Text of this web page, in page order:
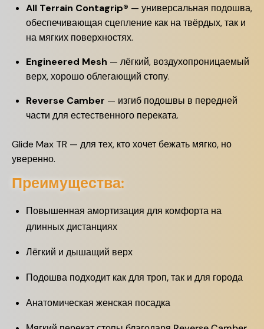
All Terrain Contagrip® — универсальная подошва,
обеспечивающая сцепление как на твёрдых, так и
на мягких поверхностях.
Engineered Mesh — лёгкий, воздухопроницаемый
верх, хорошо облегающий стопу.
Reverse Camber — изгиб подошвы в передней
части для естественного переката.
Glide Max TR — для тех, кто хочет бежать мягко, но
уверенно.
Преимущества:
Повышенная амортизация для комфорта на
длинных дистанциях
Лёгкий и дышащий верх
Подошва подходит как для троп, так и для города
Анатомическая женская посадка